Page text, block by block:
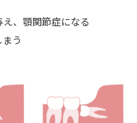
、顎関節症になる
う